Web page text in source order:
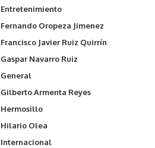
Entretenimiento
Fernando Oropeza Jimenez
Francisco Javier Ruiz Quirrín
Gaspar Navarro Ruiz
General
Gilberto Armenta Reyes
Hermosillo
Hilario Olea
Internacional